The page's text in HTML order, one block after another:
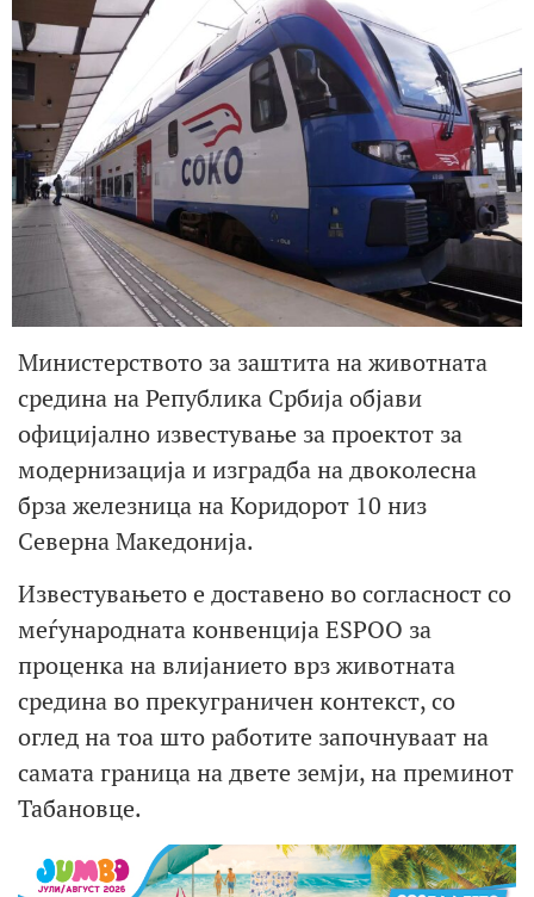
Министерството за заштита на животната
средина на Република Србија објави
официјално известување за проектот за
модернизација и изградба на двоколесна
брза железница на Коридорот 10 низ
Северна Македонија.
Известувањето е доставено во согласност со
меѓународната конвенција ESPOO за
проценка на влијанието врз животната
средина во прекуграничен контекст, со
оглед на тоа што работите започнуваат на
самата граница на двете земји, на преминот
Табановце.